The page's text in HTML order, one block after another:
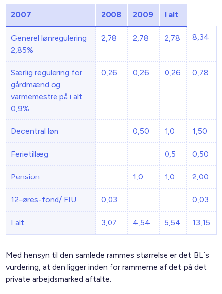
2007 2008 2009 I alt
Generel lønregulering
2,85%
2,78 2,78 2,78 8,34
Særlig regulering for
gårdmænd og
varmemestre på i alt
0,9%
0,26 0,26 0,26 0,78
Decentral løn 0,50 1,0 1,50
Ferietillæg 0,5 0,50
Pension 1,0 1,0 2,00
12-øres-fond/ FIU 0,03 0,03
I alt 3,07 4,54 5,54 13,15
Med hensyn til den samlede rammes størrelse er det BL´s
vurdering, at den ligger inden for rammerne af det på det
private arbejdsmarked aftalte.